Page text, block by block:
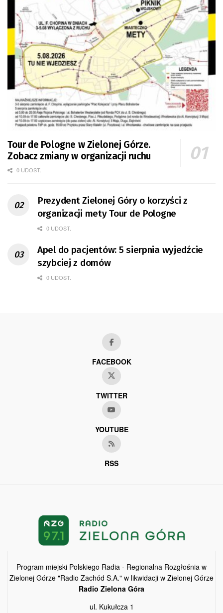
Tour de Pologne w Zielonej Górze.
Zobacz zmiany w organizacji ruchu
0 UDOST.
Prezydent Zielonej Góry o korzyści z
organizacji mety Tour de Pologne
0 UDOST.
Apel do pacjentów: 5 sierpnia wyjedźcie
szybciej z domów
0 UDOST.
FACEBOOK
TWITTER
YOUTUBE
RSS
Program miejski Polskiego Radia - Regionalna Rozgłośnia w
Zielonej Górze "Radio Zachód S.A." w likwidacji w Zielonej Górze
Radio Zielona Góra
ul. Kukułcza 1